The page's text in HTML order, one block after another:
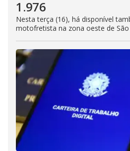
1.976
Nesta terça (16), há disponível
motofretista na zona oeste de São